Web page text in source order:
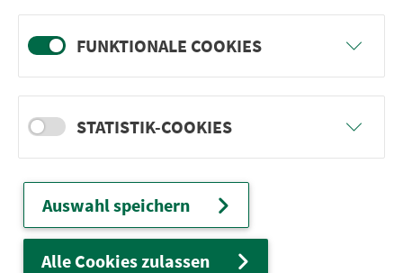
Ver­kehrs­ver­bund Groß­raum
Ver­bin­dungen
FUNKTIONALE COOKIES
STATISTIK-COOKIES
Auswahl speichern
Alle Cookies zulassen